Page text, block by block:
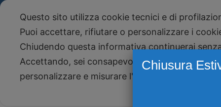
NEWS Newsletter
Telefono +39 051 590943 - Studio Paone
Questo sito utilizza cookie tecnici e di
Puoi accettare, rifiutare o personalizzare i
Chiudendo questa informativa continuerai
Accettando, sei consapevole che i tuoi dati
personalizzare e misurare l'efficacia della
Chiusura